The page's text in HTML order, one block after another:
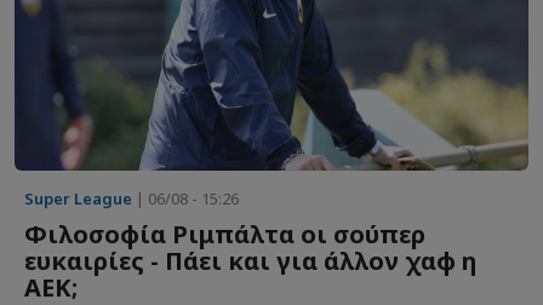
Super League | 06/08 - 15:26
Φιλοσοφία Ριμπάλτα οι σούπερ
ευκαιρίες - Πάει και για άλλον χαφ η
ΑΕΚ;